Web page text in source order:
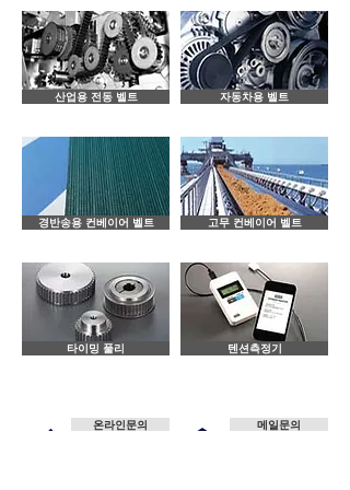
산업용 전동 벨트 자동차용 벨트
경반송용 컨베이어 벨트 고무 컨베이어 벨트
타이밍 풀리 텐션측정기
온라인문의 메일문의